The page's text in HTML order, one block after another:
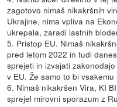
zagotovo nimaš nikakršnih
Ukrajine, nima vpliva na
ukrepala, zaradi lastnih
5. Pristop EU. Nimaš
pred letom 2022 in tudi
sprejeti in izvajati
v EU. Že samo to bi
6. Nimaš nikakršen Vira, KI
sprejel mirovni sporazum z